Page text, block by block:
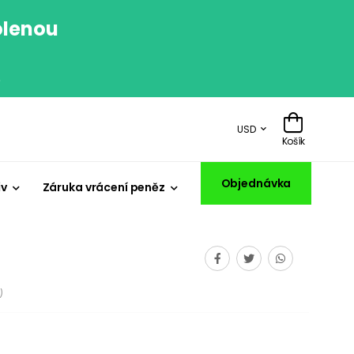
USD
Košík
Záruka vrácení peněz Objednávka